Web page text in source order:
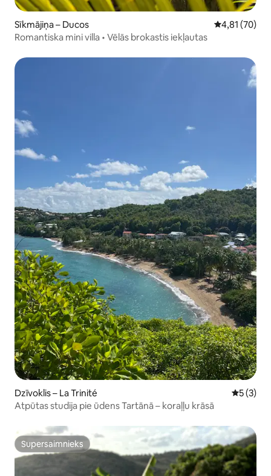
Sīkmājiņa – Ducos Vidējais
4,81 (70)
Romantiska mini villa • Vēlās brokastis iekļautas
Dzīvoklis – La Trinité Vidējais
5 (3)
Atpūtas studija pie ūdens Tartānā – koraļļu krāsā
Supersaimnieks
Supersaimnieks